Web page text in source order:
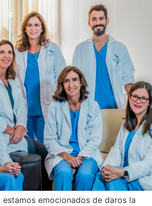
estamos emocionados de daros la